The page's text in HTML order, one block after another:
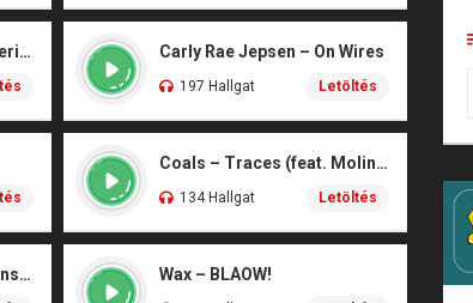
Marshmello, Kelsea Ballerini – Another Drink Carly Rae Jepsen – On Wires
197 Hallgat Letöltés
Coals – Traces (feat. Molina)
134 Hallgat Letöltés
Barely Alive & Ragga Twins – We Set It Wax – BLAOW!